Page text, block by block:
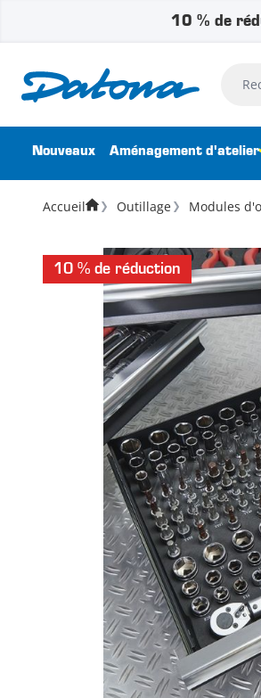
10 % de
Nouveaux Aménagement d'atelier
Accueil Outillage Modules
10 % de réduction